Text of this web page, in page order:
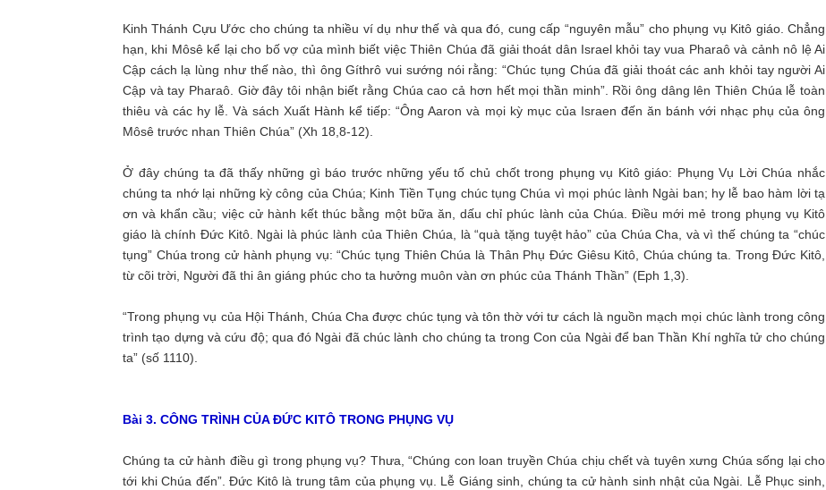
Kinh Thánh Cựu Ước cho chúng ta nhiều ví dụ như thế và qua đó, cung cấp “nguyên mẫu” cho phụng vụ Kitô giáo. Chẳng
hạn, khi Môsê kể lại cho bố vợ của mình biết việc Thiên Chúa đã giải thoát dân Israel khỏi tay vua Pharaô và cảnh nô lệ Ai
Cập cách lạ lùng như thế nào, thì ông Gíthrô vui sướng nói rằng: “Chúc tụng Chúa đã giải thoát các anh khỏi tay người Ai
Cập và tay Pharaô. Giờ đây tôi nhận biết rằng Chúa cao cả hơn hết mọi thần minh”. Rồi ông dâng lên Thiên Chúa lễ toàn
thiêu và các hy lễ. Và sách Xuất Hành kể tiếp: “Ông Aaron và mọi kỳ mục của Israen đến ăn bánh với nhạc phụ của ông
Môsê trước nhan Thiên Chúa” (Xh 18,8-12).
Ở đây chúng ta đã thấy những gì báo trước những yếu tố chủ chốt trong phụng vụ Kitô giáo: Phụng Vụ Lời Chúa nhắc
chúng ta nhớ lại những kỳ công của Chúa; Kinh Tiền Tụng chúc tụng Chúa vì mọi phúc lành Ngài ban; hy lễ bao hàm lời tạ
ơn và khẩn cầu; việc cử hành kết thúc bằng một bữa ăn, dấu chỉ phúc lành của Chúa. Điều mới mẻ trong phụng vụ Kitô
giáo là chính Đức Kitô. Ngài là phúc lành của Thiên Chúa, là “quà tặng tuyệt hảo” của Chúa Cha, và vì thế chúng ta “chúc
tụng” Chúa trong cử hành phụng vụ: “Chúc tụng Thiên Chúa là Thân Phụ Đức Giêsu Kitô, Chúa chúng ta. Trong Đức Kitô,
từ cõi trời, Người đã thi ân giáng phúc cho ta hưởng muôn vàn ơn phúc của Thánh Thần” (Eph 1,3).
“Trong phụng vụ của Hội Thánh, Chúa Cha được chúc tụng và tôn thờ với tư cách là nguồn mạch mọi chúc lành trong công
trình tạo dựng và cứu độ; qua đó Ngài đã chúc lành cho chúng ta trong Con của Ngài để ban Thần Khí nghĩa tử cho chúng
ta” (số 1110).
Bài 3. CÔNG TRÌNH CỦA ĐỨC KITÔ TRONG PHỤNG VỤ
Chúng ta cử hành điều gì trong phụng vụ? Thưa, “Chúng con loan truyền Chúa chịu chết và tuyên xưng Chúa sống lại cho
tới khi Chúa đến”. Đức Kitô là trung tâm của phụng vụ. Lễ Giáng sinh, chúng ta cử hành sinh nhật của Ngài. Lễ Phục sinh,